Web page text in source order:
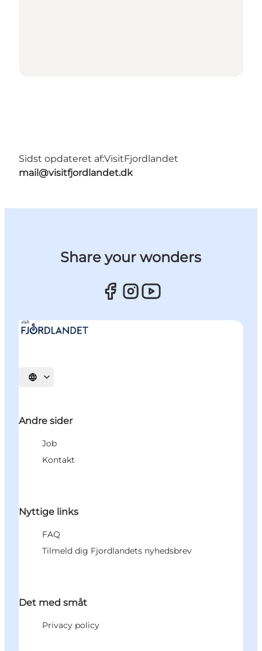
Sidst opdateret af:VisitFjordlandet
mail@visitfjordlandet.dk
Share your wonders
Vælg sprog
Andre sider
Job
Kontakt
Nyttige links
FAQ
Tilmeld dig Fjordlandets nyhedsbrev
Det med småt
Privacy policy